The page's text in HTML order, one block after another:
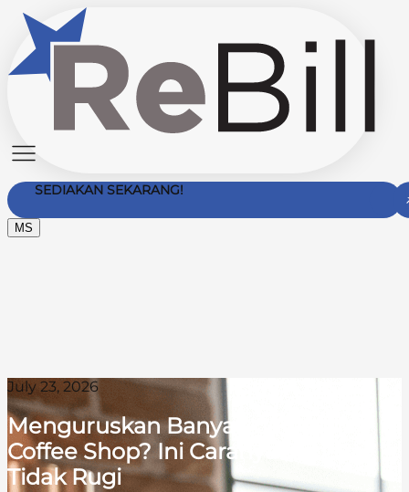
SEDIAKAN SEKARANG!
MS
July 23, 2026
Menguruskan Banyak Cawangan
Coffee Shop? Ini Caranya Supaya
Tidak Rugi